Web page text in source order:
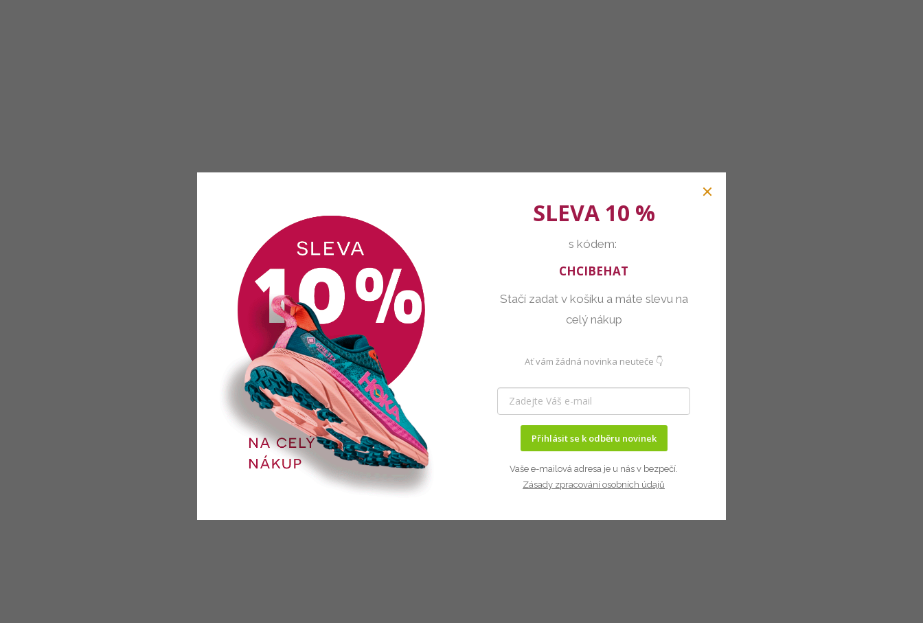
SLEVA 10 %
s kódem:
CHCIBEHAT
Stačí zadat v košíku a máte slevu na
celý nákup
Ať vám žádná novinka neuteče 👇
Přihlásit se k odběru novinek
Vaše e-mailová adresa je u nás v bezpečí.
Zásady zpracování osobních údajů